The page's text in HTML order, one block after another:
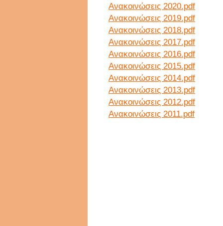
Ανακοινώσεις 2020.pdf
Ανακοινώσεις 2019.pdf
Ανακοινώσεις 2018.pdf
Ανακοινώσεις 2017.pdf
Ανακοινώσεις 2016.pdf
Ανακοινώσεις 2015.pdf
Ανακοινώσεις 2014.pdf
Ανακοινώσεις 2013.pdf
Ανακοινώσεις 2012.pdf
Ανακοινώσεις 2011.pdf